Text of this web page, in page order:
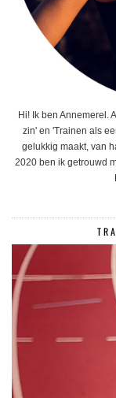
Hi! Ik ben Annemerel.
zin' en 'Trainen als
gelukkig maakt, van
2020 ben ik getrouwd